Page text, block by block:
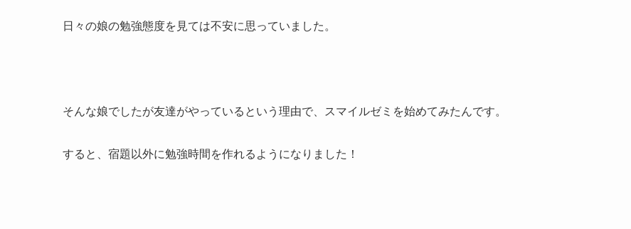
日々の娘の勉強態度を見ては不安に思っていました。
そんな娘でしたが友達がやっているという理由で、スマイルゼミを始めてみたんです。
すると、宿題以外に勉強時間を作れるようになりました！